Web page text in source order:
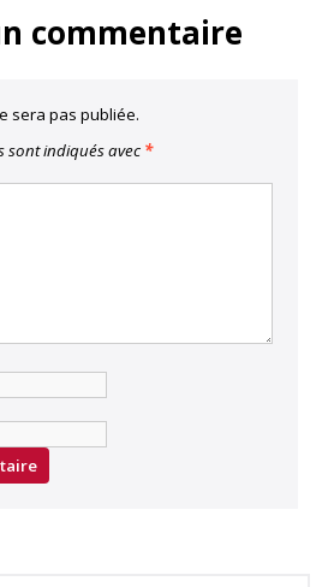
commentaire
sera pas publiée.
sont indiqués avec *